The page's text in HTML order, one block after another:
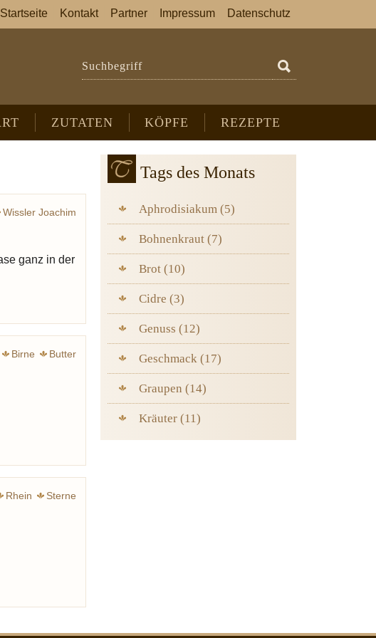
Suchbegriff
ZUTATEN KÖPFE REZEPTE
Startseite Kontakt Partner Impressum Datenschutz
Wissler Joachim
ganz in der
Birne
Butter
Rhein
Sterne
Tags des Monats
Aphrodisiakum (5)
Bohnenkraut (7)
Brot (10)
Cidre (3)
Genuss (12)
Geschmack (17)
Graupen (14)
Kräuter (11)